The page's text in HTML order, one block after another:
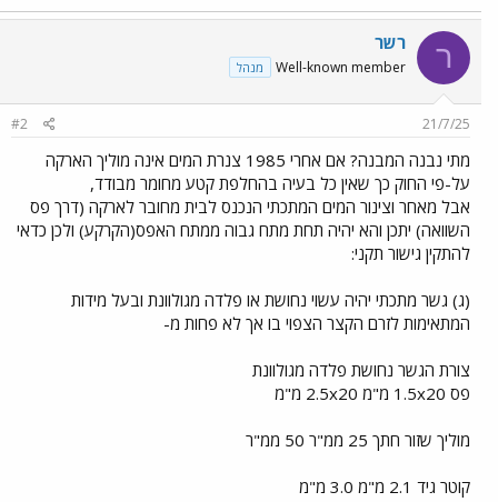
ר רשר
Well-known member מנהל
21/7/25
#2
מתי נבנה המבנה? אם אחרי 1985 צנרת המים אינה מוליך הארקה
על-פי החוק כך שאין כל בעיה בהחלפת קטע מחומר מבודד,
אבל מאחר וצינור המים המתכתי הנכנס לבית מחובר לארקה (דרך פס
השוואה) יתכן והא יהיה תחת מתח גבוה ממתח האפס(הקרקע) ולכן כדאי
להתקין גישור תקני:
(ג) גשר מתכתי יהיה עשוי נחושת או פלדה מגולוונת ובעל מידות
המתאימות לזרם הקצר הצפוי בו אך לא פחות מ-
צורת הגשר נחושת פלדה מגולוונת
פס 1.5x20 מ"מ 2.5x20 מ"מ
מוליך שזור חתך 25 ממ"ר 50 ממ"ר
קוטר גיד 2.1 מ"מ 3.0 מ"מ